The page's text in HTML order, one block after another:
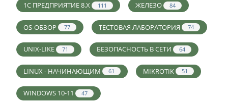
1С ПРЕДПРИЯТИЕ 8.X 111 ЖЕЛЕЗО 84
OS-ОБЗОР 77 ТЕСТОВАЯ ЛАБОРАТОРИЯ 74
UNIX-LIKE 71 БЕЗОПАСНОСТЬ В СЕТИ 64
LINUX - НАЧИНАЮЩИМ 61 MIKROTIK 51
WINDOWS 10-11 47